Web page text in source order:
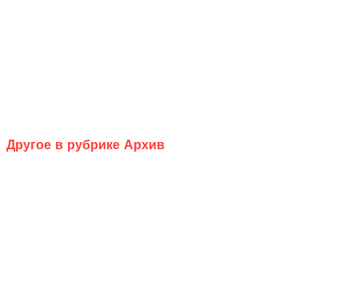
Другое в рубрике Архив